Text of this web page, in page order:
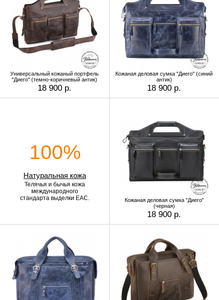
Универсальный кожаный портфель
"Диего" (темно-коричневый антик)
18 900 р.
Кожаная деловая сумка "Диего" (синий
антик)
18 900 р.
100%
Натуральная кожа
Телячья и бычья кожа
международного
стандарта выделки EAC.
Кожаная деловая сумка "Диего"
(черная)
18 900 р.